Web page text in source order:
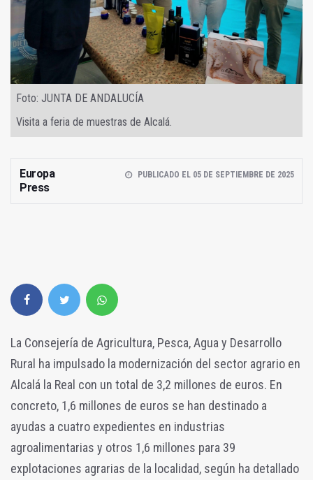
Foto: JUNTA DE ANDALUCÍA
Visita a feria de muestras de Alcalá.
Europa
Press
PUBLICADO EL 05 DE SEPTIEMBRE DE 2025
La Consejería de Agricultura, Pesca, Agua y Desarrollo
Rural ha impulsado la modernización del sector agrario en
Alcalá la Real con un total de 3,2 millones de euros. En
concreto, 1,6 millones de euros se han destinado a
ayudas a cuatro expedientes en industrias
agroalimentarias y otros 1,6 millones para 39
explotaciones agrarias de la localidad, según ha detallado